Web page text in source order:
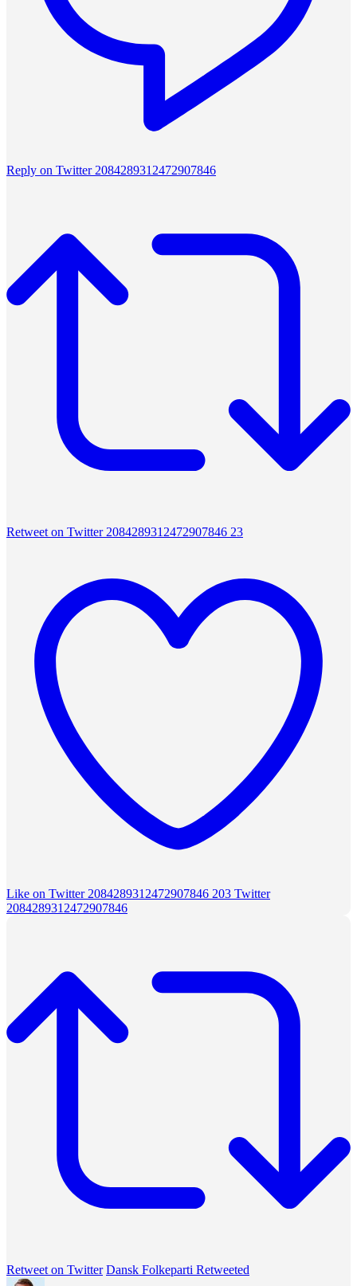
Reply on Twitter 2084289312472907846
Retweet on Twitter 2084289312472907846 23
Like on Twitter 2084289312472907846 203 Twitter
2084289312472907846
Retweet on Twitter Dansk Folkeparti Retweeted